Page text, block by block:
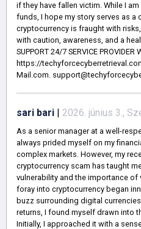
if they have fallen victim. While I
funds, I hope my story serves as a
cryptocurrency is fraught with
with caution, awareness, and a
SUPPORT 24/7 SERVICE PROVIDER
https://
Mail.com.
sari bari | 2026. június 3.,
As a senior manager at a well-
always prided myself on my
complex markets. However, my
cryptocurrency scam has taught
vulnerability and the importance of
foray into cryptocurrency began
buzz surrounding digital
returns, I found myself drawn into
Initially, I approached it with a